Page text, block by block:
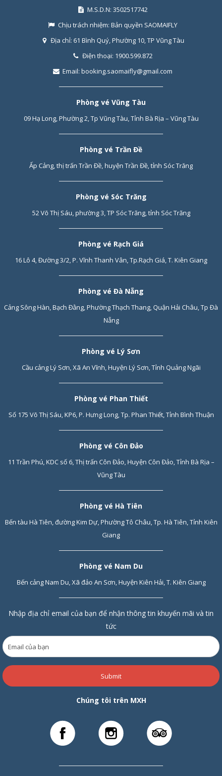
M.S.D.N: 3502517742
Chịu trách nhiệm: Bản quyền SAOMAIFLY
Địa chỉ: 61 Bình Quý, Phường 10, TP Vũng Tàu
Điện thoại: 1900.599.872
Email: booking.saomaifly@gmail.com
Phòng vé Vũng Tàu
09 Hạ Long, Phường 2, Tp Vũng Tàu, Tỉnh Bà Rịa – Vũng Tàu
Phòng vé Trần Đề
Ấp Cảng, thị trấn Trần Đề, huyện Trần Đề, tỉnh Sóc Trăng
Phòng vé Sóc Trăng
52 Võ Thị Sáu, phường 3, TP Sóc Trăng, tỉnh Sóc Trăng
Phòng vé Rạch Giá
16 Lô 4, Đường 3/2, P. Vĩnh Thanh Vân, Tp.Rạch Giá, T. Kiên Giang
Phòng vé Đà Nẵng
Cảng Sông Hàn, Bạch Đằng, Phường Thạch Thang, Quận Hải Châu, Tp Đà
Nẵng
Phòng vé Lý Sơn
Cầu cảng Lý Sơn, Xã An Vĩnh, Huyện Lý Sơn, Tỉnh Quảng Ngãi
Phòng vé Phan Thiết
Số 175 Võ Thị Sáu, KP6, P. Hưng Long, Tp. Phan Thiết, Tỉnh Bình Thuận
Phòng vé Côn Đảo
11 Trần Phú, KDC số 6, Thị trấn Côn Đảo, Huyện Côn Đảo, Tỉnh Bà Rịa –
Vũng Tàu
Phòng vé Hà Tiên
Bến tàu Hà Tiên, đường Kim Dự, Phường Tô Châu, Tp. Hà Tiên, Tỉnh Kiên
Giang
Phòng vé Nam Du
Bến cảng Nam Du, Xã đảo An Sơn, Huyện Kiên Hải, T. Kiên Giang
Nhập địa chỉ email của bạn để nhận thông tin khuyến mãi và tin
tức
Submit
Chúng tôi trên MXH